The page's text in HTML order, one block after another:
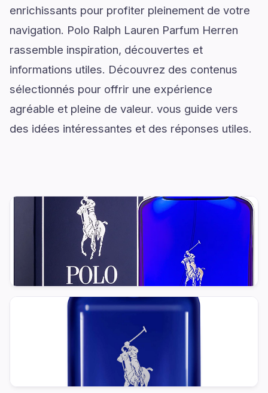
enrichissants pour profiter pleinement de votre
navigation. Polo Ralph Lauren Parfum Herren
rassemble inspiration, découvertes et
informations utiles. Découvrez des contenus
sélectionnés pour offrir une expérience
agréable et pleine de valeur. vous guide vers
des idées intéressantes et des réponses utiles.